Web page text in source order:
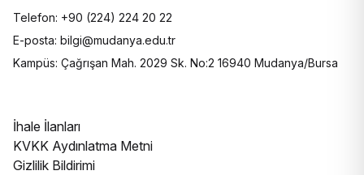
Telefon: +90 (224) 224 20 22
E-posta: bilgi@mudanya.edu.tr
Kampüs: Çağrışan Mah. 2029 Sk. No:2 16940 Mudanya/Bursa
İhale İlanları
KVKK Aydınlatma Metni
Gizlilik Bildirimi